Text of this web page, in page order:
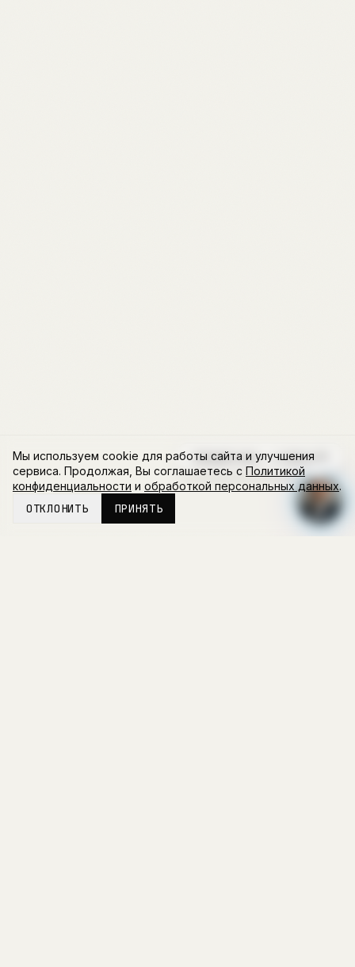
Напишите мне — я отвечу! 💬
Мы используем cookie для работы сайта и улучшения
сервиса. Продолжая, Вы соглашаетесь с Политикой
конфиденциальности и обработкой персональных данных.
ОТКЛОНИТЬ ПРИНЯТЬ